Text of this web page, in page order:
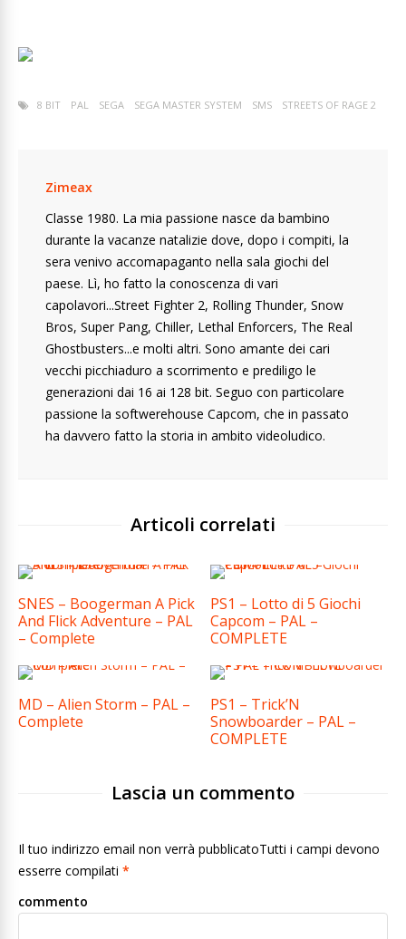
8 BIT PAL SEGA SEGA MASTER SYSTEM SMS STREETS OF RAGE 2
Zimeax
Classe 1980. La mia passione nasce da bambino
durante la vacanze natalizie dove, dopo i compiti, la
sera venivo accomapaganto nella sala giochi del
paese. Lì, ho fatto la conoscenza di vari
capolavori...Street Fighter 2, Rolling Thunder, Snow
Bros, Super Pang, Chiller, Lethal Enforcers, The Real
Ghostbusters...e molti altri. Sono amante dei cari
vecchi picchiaduro a scorrimento e prediligo le
generazioni dai 16 ai 128 bit. Seguo con particolare
passione la softwerehouse Capcom, che in passato
ha davvero fatto la storia in ambito videoludico.
Articoli correlati
SNES – Boogerman A Pick
And Flick Adventure – PAL
– Complete
PS1 – Lotto di 5 Giochi
Capcom – PAL –
COMPLETE
MD – Alien Storm – PAL –
Complete
PS1 – Trick’N
Snowboarder – PAL –
COMPLETE
Lascia un commento
Il tuo indirizzo email non verrà pubblicatoTutti i campi devono
esserre compilati *
commento